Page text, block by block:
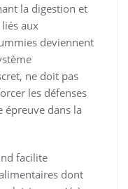
la digestion et
aux
deviennent
ne doit pas
les défenses
épreuve dans la
facilite
dont